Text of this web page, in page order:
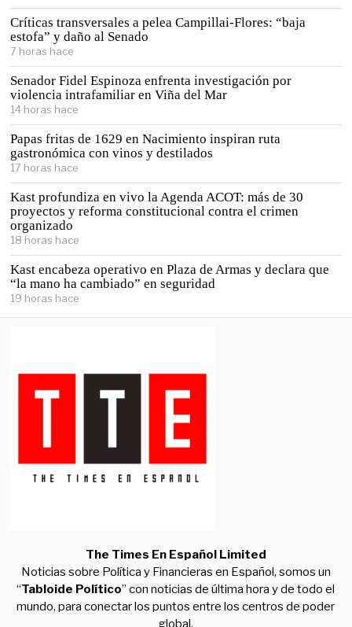
Críticas transversales a pelea Campillai-Flores: “baja
estofa” y daño al Senado
7 horas hace
Senador Fidel Espinoza enfrenta investigación por
violencia intrafamiliar en Viña del Mar
14 horas hace
Papas fritas de 1629 en Nacimiento inspiran ruta
gastronómica con vinos y destilados
17 horas hace
Kast profundiza en vivo la Agenda ACOT: más de 30
proyectos y reforma constitucional contra el crimen
organizado
18 horas hace
Kast encabeza operativo en Plaza de Armas y declara que
“la mano ha cambiado” en seguridad
19 horas hace
The Times En Español Limited
Noticias sobre Política y Financieras en Español, somos un
“Tabloide Político” con noticias de última hora y de todo el
mundo, para conectar los puntos entre los centros de poder
global.